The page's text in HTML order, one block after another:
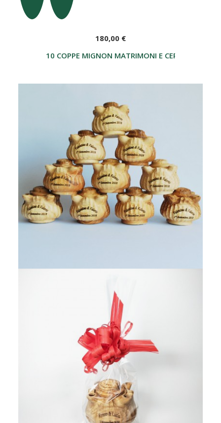
10 COPPE MIGNON MATRIMONI E CERIMONIE
180,00 €